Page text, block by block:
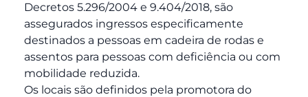
Decretos 5.296/2004 e 9.404/2018, são
assegurados ingressos especificamente
destinados a pessoas em cadeira de rodas e
assentos para pessoas com deficiência ou com
mobilidade reduzida.
Os locais são definidos pela promotora do